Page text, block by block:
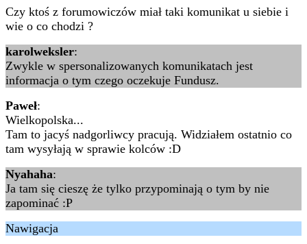
Czy ktoś z forumowiczów miał taki komunikat u siebie i
wie o co chodzi ?
karolweksler:
Zwykle w spersonalizowanych komunikatach jest
informacja o tym czego oczekuje Fundusz.
Paweł:
Wielkopolska...
Tam to jacyś nadgorliwcy pracują. Widziałem ostatnio co
tam wysyłają w sprawie kolców :D
Nyahaha:
Ja tam się cieszę że tylko przypominają o tym by nie
zapominać :P
Nawigacja